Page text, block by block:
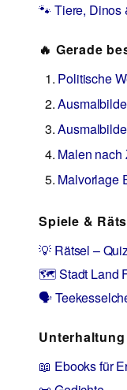
🐾 Tiere, Dinos
🔥 Gerade
Politische
Malen nach
Malvorlage
Spiele &
💡 Rätsel –
🗺️ Stadt Land
🗣️
📖 Ebooks für